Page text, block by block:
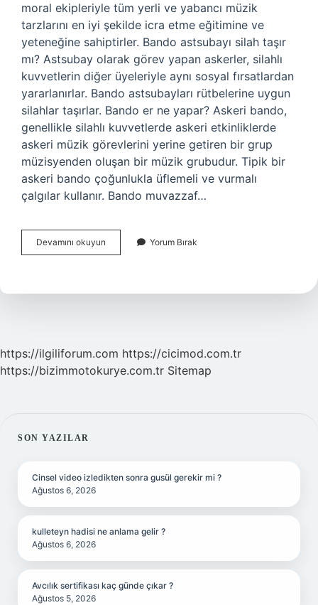
moral ekipleriyle tüm yerli ve yabancı müzik
tarzlarını en iyi şekilde icra etme eğitimine ve
yeteneğine sahiptirler. Bando astsubayı silah taşır
mı? Astsubay olarak görev yapan askerler, silahlı
kuvvetlerin diğer üyeleriyle aynı sosyal fırsatlardan
yararlanırlar. Bando astsubayları rütbelerine uygun
silahlar taşırlar. Bando er ne yapar? Askeri bando,
genellikle silahlı kuvvetlerde askeri etkinliklerde
askeri müzik görevlerini yerine getiren bir grup
müzisyenden oluşan bir müzik grubudur. Tipik bir
askeri bando çoğunlukla üflemeli ve vurmalı
çalgılar kullanır. Bando muvazzaf…
Devamını okuyun
Astsubay
Yorum Bırak
https://ilgiliforum.com https://cicimod.com.tr
https://bizimmotokurye.com.tr Sitemap
SIDEBAR
SON YAZILAR
Cinsel video izledikten sonra gusül gerekir mi ?
Ağustos 6, 2026
kulleteyn hadisi ne anlama gelir ?
Ağustos 6, 2026
Avcılık sertifikası kaç günde çıkar ?
Ağustos 5, 2026